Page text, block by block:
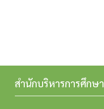
สำนักบริหารการศึกษา